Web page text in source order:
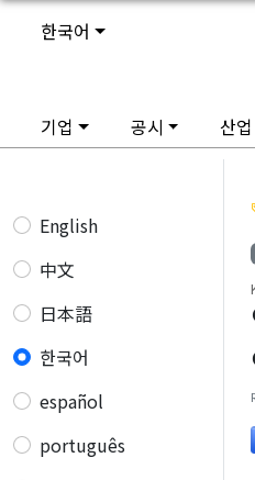
한국어
기업 공시 산
English
中文
日本語
한국어
español
português